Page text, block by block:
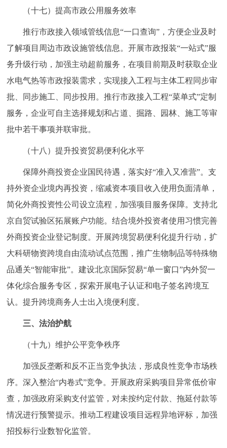
（十七）提高市政公用服务效率
推行市政接入领域管线信息“一口查询”，方便企业及时
了解项目周边市政设施管线信息。开展市政报装“一站式”服
务升级行动，加强主动超前服务，在项目前期及时获取企业
水电气热等市政报装需求，实现接入工程与主体工程同步审
批、同步施工、同步投用。推行市政接入工程“菜单式”定制
服务，企业可自主选择规划和占道、掘路、园林、施工等审
批中若干事项并联审批。
（十八）提升投资贸易便利化水平
保障外商投资企业国民待遇，落实好“准入又准营”。支
持外资企业境内再投资，缩减资本项目收入使用负面清单，
简化外商投资性公司设立流程，加强项目服务保障。支持北
京自贸试验区拓展账户功能。结合境外投资者使用习惯完善
外商投资企业登记制度。开展跨境贸易便利化提升行动，扩
大科研物资跨境自由流动试点范围，推广生物制品等特殊物
品通关“智能审批”。建设北京国际贸易“单一窗口”内外贸一
体化综合服务专区，探索开展电子认证和电子签名跨境互
认。提升跨境商务人士出入境便利度。
三、法治护航
（十九）维护公平竞争秩序
加强反垄断和反不正当竞争执法，形成良性竞争市场秩
序。深入整治“内卷式”竞争。开展政府采购项目异常低价审
查，加强政府采购支付监管，对未按约定付款、拖延付款等
情况进行预警提示。推动工程建设项目远程异地评标，加强
招投标行业数智化监管。